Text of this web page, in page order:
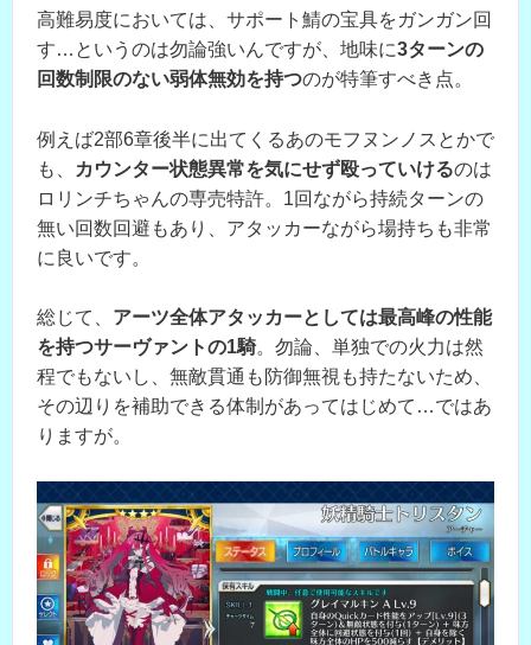
高難易度においては、サポート鯖の宝具をガンガン回
す…というのは勿論強いんですが、地味に3ターンの
回数制限のない弱体無効を持つのが特筆すべき点。
例えば2部6章後半に出てくるあのモフヌンノスとかで
も、
カウンター状態異常を気にせず殴っていけるのは
ロリンチちゃんの専売特許。1回ながら持続ターンの
無い回数回避もあり、アタッカーながら場持ちも非常
に良いです。
総じて、 アーツ全体アタッカーとしては最高峰の性能
を持つサーヴァントの1騎。勿論、単独での火力は然
程でもないし、無敵貫通も防御無視も持たないため、
その辺りを補助できる体制があってはじめて…ではあ
りますが。